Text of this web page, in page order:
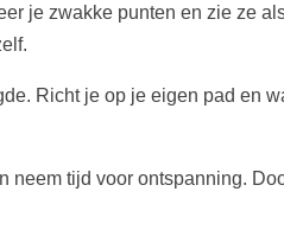
je zwakke punten en zie ze
Richt je op je eigen pad en
tijd voor ontspanning.